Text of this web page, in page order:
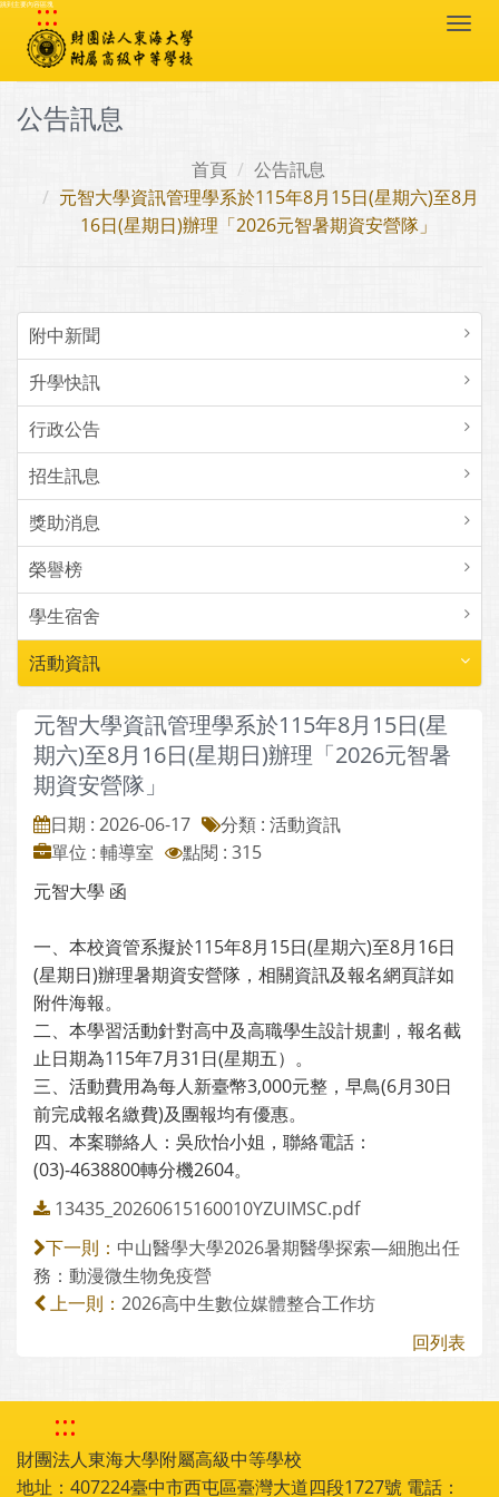
跳到主要內容區塊
:::
公告訊息
首頁
公告訊息
元智大學資訊管理學系於115年8月15日(星期六)至8月
16日(星期日)辦理「2026元智暑期資安營隊」
附中新聞
升學快訊
行政公告
招生訊息
獎助消息
榮譽榜
學生宿舍
活動資訊
元智大學資訊管理學系於115年8月15日(星
期六)至8月16日(星期日)辦理「2026元智暑
期資安營隊」
日期 : 2026-06-17
分類 : 活動資訊
單位 : 輔導室
點閱 : 315
元智大學 函
一、本校資管系擬於115年8月15日(星期六)至8月16日
(星期日)辦理暑期資安營隊，相關資訊及報名網頁詳如
附件海報。
二、本學習活動針對高中及高職學生設計規劃，報名截
止日期為115年7月31日(星期五）。
三、活動費用為每人新臺幣3,000元整，早鳥(6月30日
前完成報名繳費)及團報均有優惠。
四、本案聯絡人：吳欣怡小姐，聯絡電話：
(03)-4638800轉分機2604。
13435_20260615160010YZUIMSC.pdf
下一則： 中山醫學大學2026暑期醫學探索—細胞出任
務：動漫微生物免疫營
上一則： 2026高中生數位媒體整合工作坊
回列表
:::
財團法人東海大學附屬高級中等學校
地址：407224臺中市西屯區臺灣大道四段1727號 電話：